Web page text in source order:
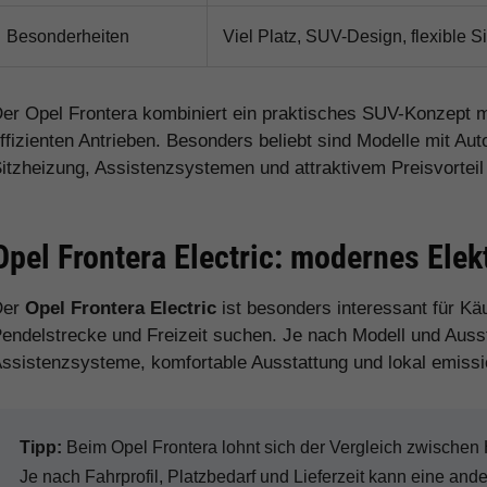
Besonderheiten Viel Platz, SUV-Design, flexible
Opel Frontera kombiniert ein praktisches SUV-Konzept
Antrieben. Besonders beliebt sind Modelle mit
Assistenzsystemen und attraktivem Preisvorteil
Frontera Electric: modernes
Opel Frontera Electric ist besonders interessant für
und Freizeit suchen. Je nach Modell und
komfortable Ausstattung und lokal
Tipp: Beim Opel Frontera lohnt sich der Vergleich
Je nach Fahrprofil, Platzbedarf und Lieferzeit kann eine